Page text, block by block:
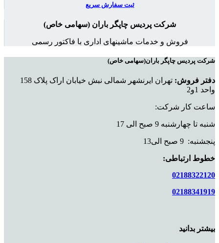
ثبت سفارش سریع
شرکت پردیس چاپگر باران (سهامی خاص)
فروش و خدمات ماشینهای اداری با فاکتور رسمی
شرکت پردیس چاپگر باران(سهامی خاص)
دفتر فروش:
تهران ایرنشهر شمالی نبش خیابان اراک پلاک 158
واحد 1و2
ساعت کار شرکت:
شنبه تا چهارشنبه 9 صبح الی 17
پنجشنبه: 9 صبح الی13
خطوط ارتباطی:
02188322120
02188341919
بیشتر بدانید